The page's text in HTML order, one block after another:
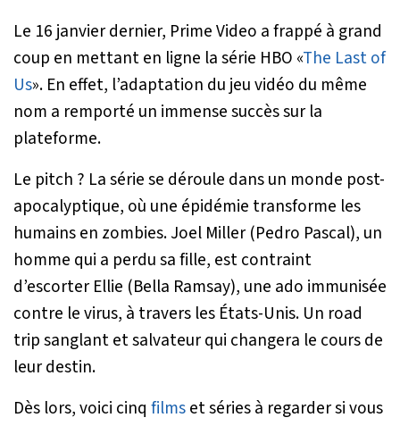
Le 16 janvier dernier, Prime Video a frappé à grand
coup en mettant en ligne la série HBO «The Last of
Us». En effet, l’adaptation du jeu vidéo du même
nom a remporté un immense succès sur la
plateforme.
Le pitch ? La série se déroule dans un monde post-
apocalyptique, où une épidémie transforme les
humains en zombies. Joel Miller (Pedro Pascal), un
homme qui a perdu sa fille, est contraint
d’escorter Ellie (Bella Ramsay), une ado immunisée
contre le virus, à travers les États-Unis. Un road
trip sanglant et salvateur qui changera le cours de
leur destin.
Dès lors, voici cinq filmset séries à regarder si vous